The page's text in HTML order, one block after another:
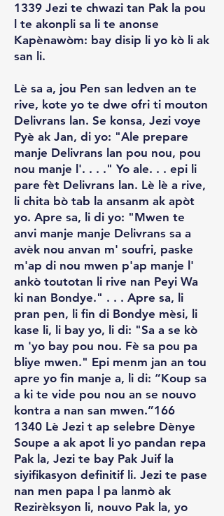
1339 Jezi te chwazi tan Pak la pou
l te akonpli sa li te anonse
Kapènawòm: bay disip li yo kò li ak
san li.
Lè sa a, jou Pen san ledven an te
rive, kote yo te dwe ofri ti mouton
Delivrans lan. Se konsa, Jezi voye
Pyè ak Jan, di yo: "Ale prepare
manje Delivrans lan pou nou, pou
nou manje l'. . . ." Yo ale. . . epi li
pare fèt Delivrans lan. Lè lè a rive,
li chita bò tab la ansanm ak apòt
yo. Apre sa, li di yo: "Mwen te
anvi manje manje Delivrans sa a
avèk nou anvan m' soufri, paske
m'ap di nou mwen p'ap manje l'
ankò toutotan li rive nan Peyi Wa
ki nan Bondye." . . . Apre sa, li
pran pen, li fin di Bondye mèsi, li
kase li, li bay yo, li di: "Sa a se kò
m 'yo bay pou nou. Fè sa pou pa
bliye mwen." Epi menm jan an tou
apre yo fin manje a, li di: “Koup sa
a ki te vide pou nou an se nouvo
kontra a nan san mwen.”166
1340 Lè Jezi t ap selebre Dènye
Soupe a ak apot li yo pandan repa
Pak la, Jezi te bay Pak Juif la
siyifikasyon definitif li. Jezi te pase
nan men papa l pa lanmò ak
Rezirèksyon li, nouvo Pak la, yo